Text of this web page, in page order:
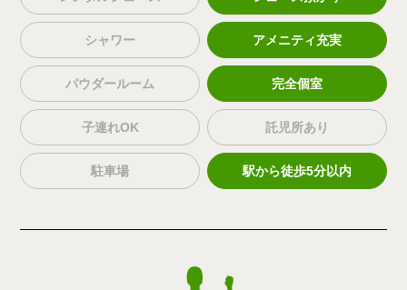
シャワー アメニティ充実
パウダールーム 完全個室
子連れOK 託児所あり
駐車場 駅から徒歩5分以内